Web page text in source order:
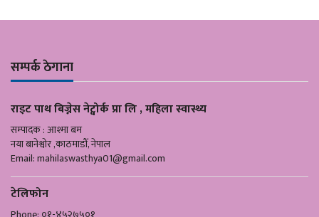
सम्पर्क ठेगाना
राइट पाथ बिज्नेस नेट्वोर्क प्रा लि , महिला स्वास्थ्य
सम्पादक : आश्मा बम
नया बानेश्वोर ,काठमाडौँ, नेपाल
Email:mahilaswasthya01@gmail.com
टेलिफोन